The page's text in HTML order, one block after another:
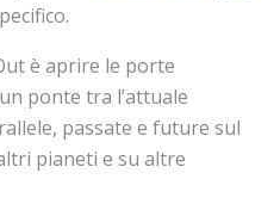
è aprire le porte
ponte tra l’attuale
passate e future sul
pianeti e su altre